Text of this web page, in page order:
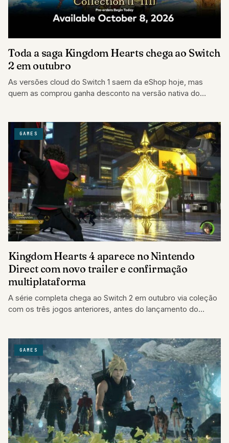
Toda a saga Kingdom Hearts chega ao Switch
2 em outubro
As versões cloud do Switch 1 saem da eShop hoje, mas
quem as comprou ganha desconto na versão nativa do
GAMES
Kingdom Hearts 4 aparece no Nintendo
Direct com novo trailer e confirmação
multiplataforma
A série completa chega ao Switch 2 em outubro via coleção
com os três jogos anteriores, antes do lançamento do
GAMES